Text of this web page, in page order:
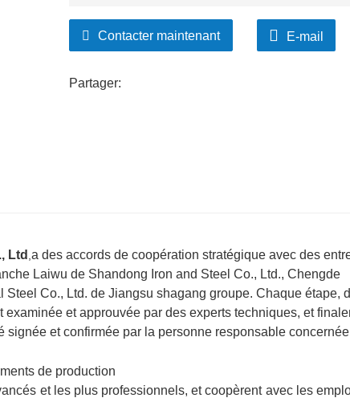
Contacter maintenant E-mail
Partager:
Ltd ,a des accords de coopération stratégique avec des
Laiwu de Shandong Iron and Steel Co., Ltd., Chengde
Co., Ltd. de Jiangsu shagang groupe. Chaque étape,
et approuvée par des experts techniques, et
et confirmée par la personne responsable
de production
et les plus professionnels, et coopèrent avec les